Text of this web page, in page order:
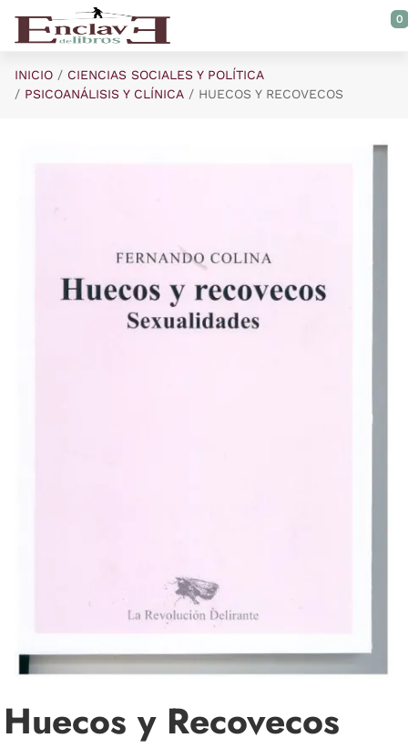
Saltar al contenido principal
0
INICIO
CIENCIAS SOCIALES Y POLÍTICA
PSICOANÁLISIS Y CLÍNICA
HUECOS Y RECOVECOS
Huecos y Recovecos